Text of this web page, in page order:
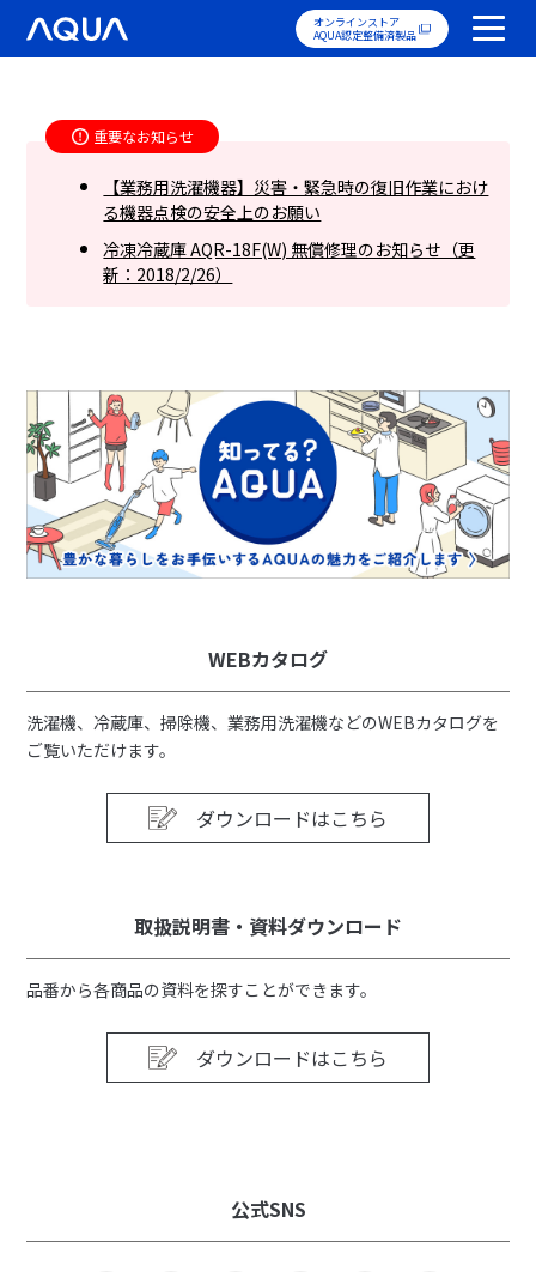
オンラインストア
AQUA認定整備済製品
重要なお知らせ
【業務用洗濯機器】災害・緊急時の復旧作業におけ
る機器点検の安全上のお願い
冷凍冷蔵庫 AQR-18F(W) 無償修理のお知らせ（更
新：2018/2/26）
WEBカタログ
洗濯機、冷蔵庫、掃除機、業務用洗濯機などのWEBカタログを
ご覧いただけます。
ダウンロードはこちら
取扱説明書・資料ダウンロード
品番から各商品の資料を探すことができます。
ダウンロードはこちら
公式SNS